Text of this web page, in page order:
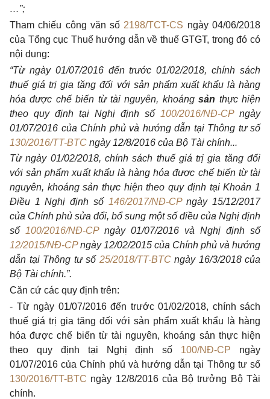
…”;
Tham chiếu công văn số 2198/TCT-CS ngày 04/06/2018
của Tổng cục Thuế hướng dẫn về thuế GTGT, trong đó có
nội dung:
“Từ ngày 01/07/2016 đến trước 01/02/2018, chính sách
thuế giá trị gia tăng đối với sản phẩm xuất khẩu là hàng
hóa được chế biến từ tài nguyên, khoángsản thực hiện
theo quy định tại Nghị định số 100/2016/NĐ-CPngày
01/07/2016 của Chính phủ và hướng dẫn tại Thông tư số
130/2016/TT-BTC ngày 12/8/2016 của Bộ Tài chính...
Từ ngày 01/02/2018, chính sách thuế giá trị gia tăng đối
với sản phẩm xuất khẩu là hàng hóa được chế biến từ tài
nguyên, khoáng sản thực hiện theo quy định tại Khoản 1
Điều 1 Nghị định số 146/2017/NĐ-CPngày 15/12/2017
của Chính phủ sửa đổi, bổ sung một số điều của Nghị định
số 100/2016/NĐ-CPngày 01/07/2016 và Nghị định số
12/2015/NĐ-CPngày 12/02/2015 của Chính phủ và hướng
dẫn tại Thông tư số 25/2018/TT-BTCngày 16/3/2018 của
Bộ Tài chính.”.
Căn cứ các quy định trên:
- Từ ngày 01/07/2016 đến trước 01/02/2018, chính sách
thuế giá trị gia tăng đối với sản phẩm xuất khẩu là hàng
hóa được chế biến từ tài nguyên, khoáng sản thực hiện
theo quy định tại Nghị định số 100/NĐ-CP ngày
01/07/2016 của Chính phủ và hướng dẫn tại Thông tư số
130/2016/TT-BTC ngày 12/8/2016 của Bộ trưởng Bộ Tài
chính.